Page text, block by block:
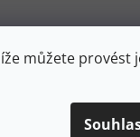
můžete provést